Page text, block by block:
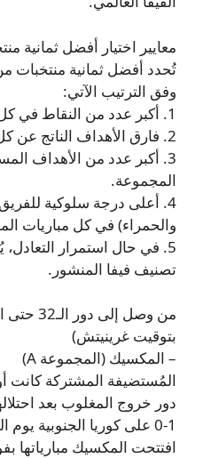
معايير اختيار أفضل ثمانية
تُحدد أفضل ثمانية منتخبات
وفق الترتيب الآتي:
1. أكبر عدد من النقاط في كل مباريات المجموعة.
2. فارق الأهداف الناتج عن كل مباريات المجموعة.
3. أكبر عدد من الأهداف
المجموعة.
4. أعلى درجة سلوكية
والحمراء) في كل مباريات
5. في حال استمرار
تصنيف فيفا المنشور.
بتوقيت غرينيتش)
– المكسيك (المجموعة A)
المُستضيفة المشتركة